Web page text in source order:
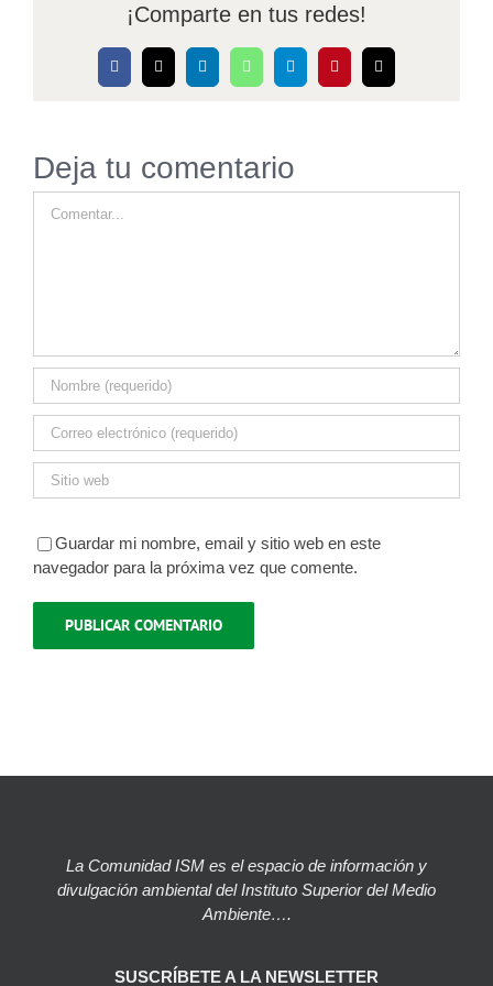
¡Comparte en tus redes!
Facebook
X LinkedInWhatsAppTelegramPinterestCorreo
electrónico
Deja tu comentario
Guardar mi nombre, email y sitio web en este
navegador para la próxima vez que comente.
La Comunidad ISM es el espacio de información y
divulgación ambiental del Instituto Superior del Medio
Ambiente….
SUSCRÍBETE A LA NEWSLETTER